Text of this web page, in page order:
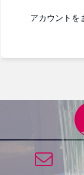
アカウントを